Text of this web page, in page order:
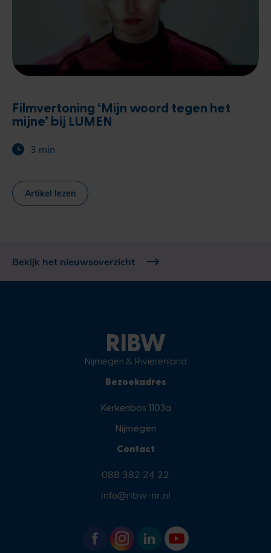
Filmvertoning ‘Mijn woord tegen het
mijne’ bij LUMEN
3 min
Artikel lezen
Bekijk het nieuwsoverzicht
RIBW
Nijmegen & Rivierenland
Bezoekadres
Kerkenbos 1103a
Nijmegen
Contact
088 382 24 22
info@ribw-nr.nl